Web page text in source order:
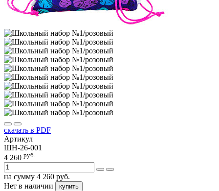
скачать в PDF
Артикул
ШН-26-001
4 260 руб.
на сумму 4 260 руб.
Нет в наличии
купить